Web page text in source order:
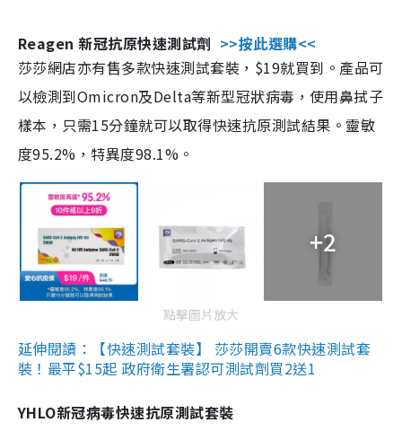
Reagen 新冠抗原快速測試劑 >>按此選購<<
莎莎網店亦有售多款快速測試套裝，$19就買到。產品可
以檢測到Omicron及Delta等新型冠狀病毒，使用鼻拭子
樣本，只需15分鐘就可以取得快速抗原測試結果。靈敏
度95.2%，特異度98.1%。
+2
點擊圖片放大
延伸閱讀：【快速測試套裝】 莎莎開賣6款快速測試套
裝！最平$15起 政府衛生署認可測試劑買2送1
YHLO新冠病毒快速抗原測試套裝